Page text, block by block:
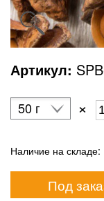
Артикул:
50 г ×
Наличие на складе:
Под